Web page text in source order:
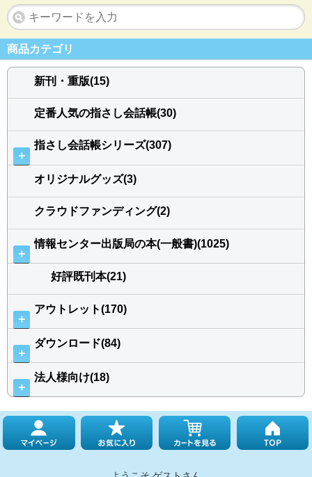
商品カテゴリ
新刊・重版(15)
定番人気の指さし会話帳(30)
＋
指さし会話帳シリーズ(307)
オリジナルグッズ(3)
クラウドファンディング(2)
＋
情報センター出版局の本(一般書)(1025)
好評既刊本(21)
＋
アウトレット(170)
＋
ダウンロード(84)
＋
法人様向け(18)